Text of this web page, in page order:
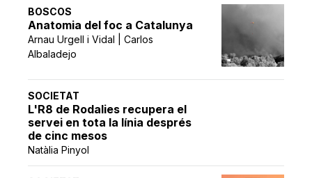
BOSCOS
Anatomia del foc a Catalunya
Arnau Urgell i Vidal | Carlos
Albaladejo
SOCIETAT
L'R8 de Rodalies recupera el
servei en tota la línia després
de cinc mesos
Natàlia Pinyol